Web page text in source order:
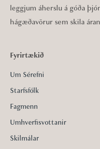
leggjum áherslu á góða
hágæðavörur sem skila
Fyrirtækið
Um Sérefni
Starfsfólk
Fagmenn
Umhverfisvottanir
Skilmálar